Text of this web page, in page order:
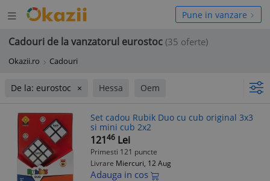
Deschide
meniul
Pune in vanzare
Cadouri de la vanzatorul eurostoc (35 oferte)
Okazii.ro Cadouri
De la: eurostoc Hessa Oem
Set cadou Rubik Duo cu cub original 3x3
si mini cub 2x2
12146 Lei
Primesti 121 puncte
Livrare Miercuri, 12 Aug
Adauga in cos